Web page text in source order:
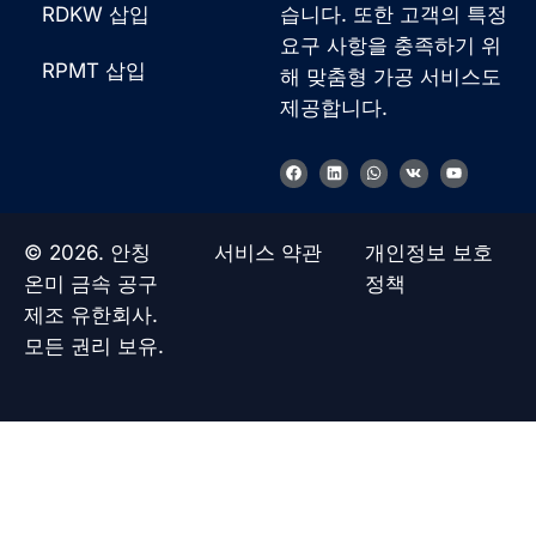
습니다. 또한 고객의 특정
요구 사항을 충족하기 위
해 맞춤형 가공 서비스도
제공합니다.
F
a
o
o
링
크
W
h
a
p
p
V
k
유
튜
RDKW 삽입
RPMT 삽입
© 2026. 안칭
온미 금속 공구
제조 유한회사.
모든 권리 보유.
서비스 약관
개인정보 보호
정책